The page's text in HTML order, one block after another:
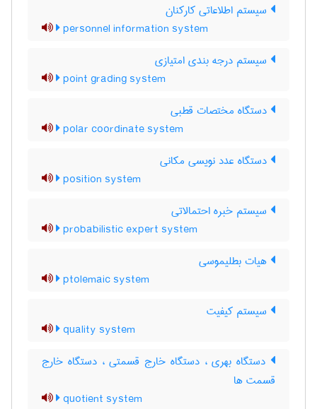
سیستم اطلاعاتی کارکنان
personnel information system
سیستم درجه بندی امتیازی
point grading system
دستگاه مختصات قطبی
polar coordinate system
دستگاه عدد نویسی مکانی
position system
سیستم خبره احتمالاتی
probabilistic expert system
هیات بطلیموسی
ptolemaic system
سیستم کیفیت
quality system
دستگاه بهری ، دستگاه خارج قسمتی ، دستگاه خارج
قسمت ها
quotient system